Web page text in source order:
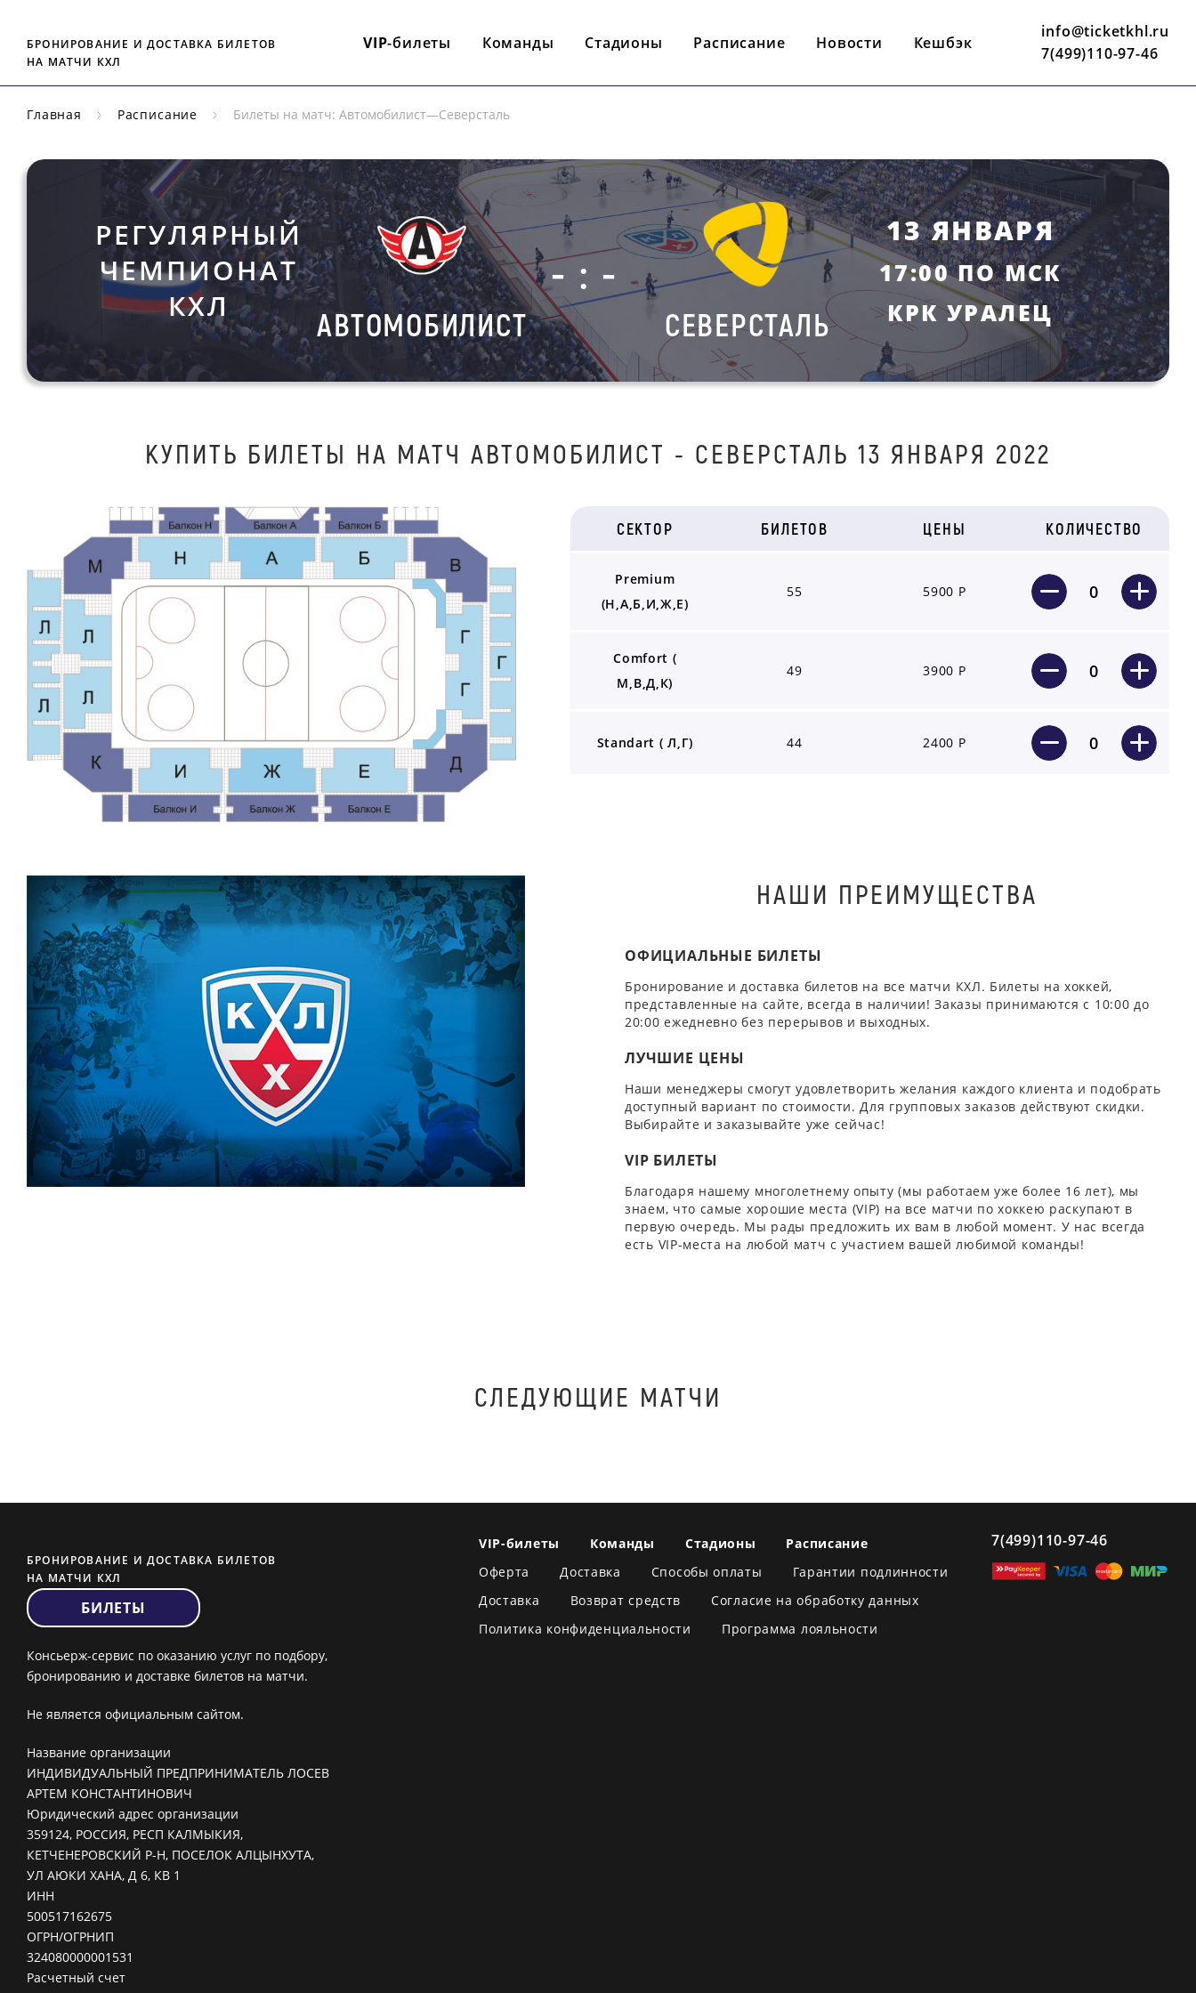
БРОНИРОВАНИЕ И ДОСТАВКА БИЛЕТОВ
НА МАТЧИ КХЛ
VIP-билеты Команды Стадионы Расписание Новости Кешбэк
info@ticketkhl.ru
7(499)110-97-46
Главная Расписание Билеты на матч: Автомобилист—Северсталь
РЕГУЛЯРНЫЙ
ЧЕМПИОНАТ
КХЛ
АВТОМОБИЛИСТ
- : -
СЕВЕРСТАЛЬ
13 ЯНВАРЯ
17:00 ПО МСК
КРК УРАЛЕЦ
КУПИТЬ БИЛEТЫ НА МАТЧ AВТOМOБИЛИСТ - СЕВЕРСТАЛЬ 13 ЯНВАРЯ 2022
СЕКТОР БИЛЕТОВ ЦЕНЫ КОЛИЧЕСТВО
Premium
(Н,А,Б,И,Ж,Е)
55 5900 Р 0
Comfort (
М,В,Д,К)
49 3900 Р 0
Standart ( Л,Г) 44 2400 Р 0
НАШИ ПРЕИМУЩЕСТВА
ОФИЦИАЛЬНЫЕ БИЛЕТЫ
Бронирование и доставка билетов на все матчи КХЛ. Билеты на хоккей,
представленные на сайте, всегда в наличии! Заказы принимаются с 10:00 до
20:00 ежедневно без перерывов и выходных.
ЛУЧШИЕ ЦЕНЫ
Наши менеджеры смогут удовлетворить желания каждого клиента и подобрать
доступный вариант по стоимости. Для групповых заказов действуют скидки.
Выбирайте и заказывайте уже сейчас!
VIP БИЛЕТЫ
Благодаря нашему многолетнему опыту (мы работаем уже более 16 лет), мы
знаем, что самые хорошие места (VIP) на все матчи по хоккею раскупают в
первую очередь. Мы рады предложить их вам в любой момент. У нас всегда
есть VIP-места на любой матч с участием вашей любимой команды!
СЛЕДУЮЩИЕ МАТЧИ
БРОНИРОВАНИЕ И ДОСТАВКА БИЛЕТОВ
НА МАТЧИ КХЛ
БИЛЕТЫ
Консьерж-сервис по оказанию услуг по подбору,
бронированию и доставке билетов на матчи.
Не является официальным сайтом.
Название организации
ИНДИВИДУАЛЬНЫЙ ПРЕДПРИНИМАТЕЛЬ ЛОСЕВ
АРТЕМ КОНСТАНТИНОВИЧ
Юридический адрес организации
359124, РОССИЯ, РЕСП КАЛМЫКИЯ,
КЕТЧЕНЕРОВСКИЙ Р-Н, ПОСЕЛОК АЛЦЫНХУТА,
УЛ АЮКИ ХАНА, Д 6, КВ 1
ИНН
500517162675
ОГРН/ОГРНИП
324080000001531
Расчетный счет
VIP-билеты Команды Стадионы
Расписание
Оферта
Доставка Способы оплаты
Гарантии подлинности
Доставка
Возврат средств
Согласие на обработку данных
Политика конфиденциальности
Программа лояльности
7(499)110-97-46